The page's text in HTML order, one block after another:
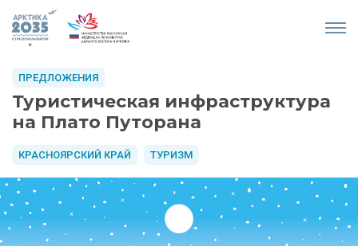
Туристическая инфраструктура
на Плато Путорана
КРАСНОЯРСКИЙ КРАЙ ТУРИЗМ
ПРЕДЛОЖЕНИЯ